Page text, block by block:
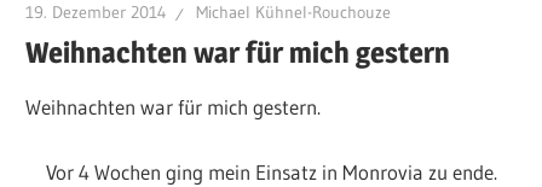
19. Dezember 2014 Michael Kühnel-Rouchouze
Weihnachten war für mich gestern
Weihnachten war für mich gestern.
Vor 4 Wochen ging mein Einsatz in Monrovia zu ende.